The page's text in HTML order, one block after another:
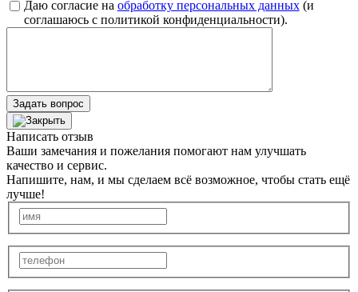
Даю согласие на обработку персональных данных(и
соглашаюсь с политикой конфиденциальности).
Задать вопрос
Написать отзыв
Ваши замечания и пожелания помогают нам улучшать
качество и сервис.
Напишите, нам, и мы сделаем всё возможное, чтобы стать ещё
лучше!